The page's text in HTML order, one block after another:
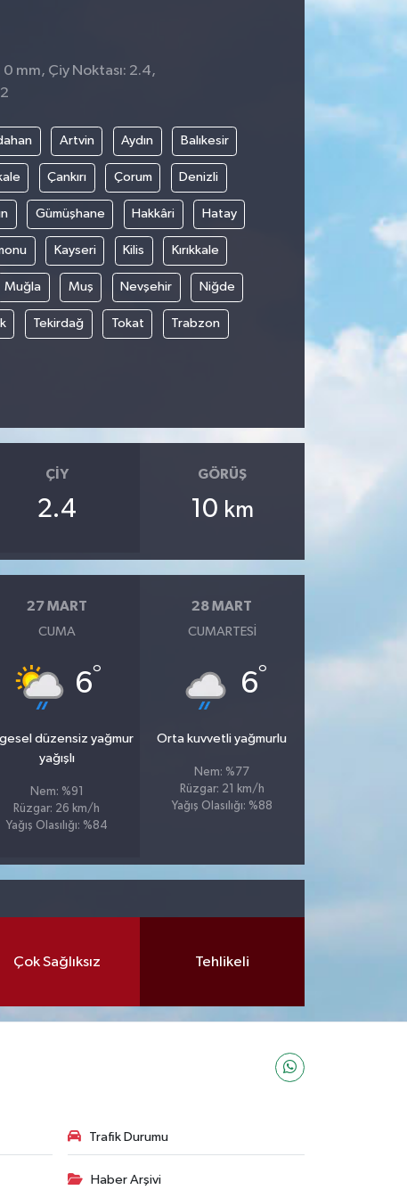
0 mm, Çiy Noktası: 2.4,
Artvin Aydın Balıkesir
Çankırı Çorum Denizli
Gümüşhane Hakkâri Hatay
Kayseri Kilis Kırıkkale
Muğla Muş Nevşehir Niğde
Tekirdağ Tokat Trabzon
ÇIY
2.4
GÖRÜŞ
10 km
27 MART
CUMA
6°
düzensiz yağmur
yağışlı
Nem: %91
Rüzgar: 26 km/h
Yağış Olasılığı: %84
28 MART
CUMARTESI
6°
Orta kuvvetli yağmurlu
Nem: %77
Rüzgar: 21 km/h
Yağış Olasılığı: %88
Çok Sağlıksız Tehlikeli
Trafik Durumu
Haber Arşivi